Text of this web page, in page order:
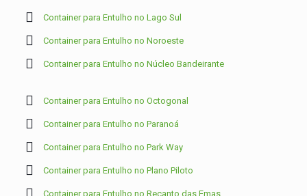
Container para Entulho no Lago Sul
Container para Entulho no Noroeste
Container para Entulho no Núcleo Bandeirante
Container para Entulho no Octogonal
Container para Entulho no Paranoá
Container para Entulho no Park Way
Container para Entulho no Plano Piloto
Container para Entulho no Recanto das Emas